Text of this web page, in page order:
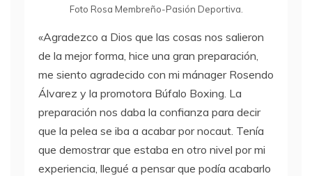
Foto Rosa Membreño-Pasión Deportiva.
«Agradezco a Dios que las cosas nos salieron
de la mejor forma, hice una gran preparación,
me siento agradecido con mi mánager Rosendo
Álvarez y la promotora Búfalo Boxing. La
preparación nos daba la confianza para decir
que la pelea se iba a acabar por nocaut. Tenía
que demostrar que estaba en otro nivel por mi
experiencia, llegué a pensar que podía acabarlo